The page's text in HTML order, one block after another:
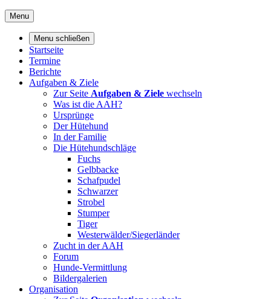
Menu
Menu schließen
Startseite
Termine
Berichte
Aufgaben & Ziele
Zur Seite Aufgaben & Ziele wechseln
Was ist die AAH?
Ursprünge
Der Hütehund
In der Familie
Die Hütehundschläge
Fuchs
Gelbbacke
Schafpudel
Schwarzer
Strobel
Stumper
Tiger
Westerwälder/Siegerländer
Zucht in der AAH
Forum
Hunde-Vermittlung
Bildergalerien
Organisation